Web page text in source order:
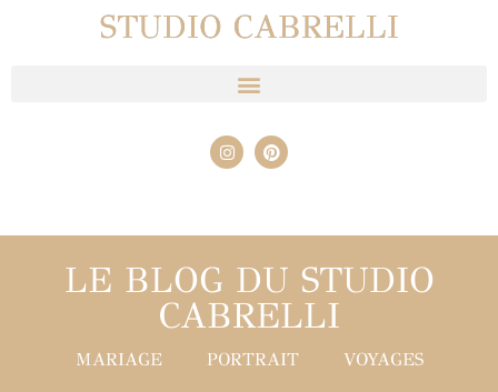
STUDIO CABRELLI
LE BLOG DU STUDIO
CABRELLI
MARIAGE PORTRAIT VOYAGES